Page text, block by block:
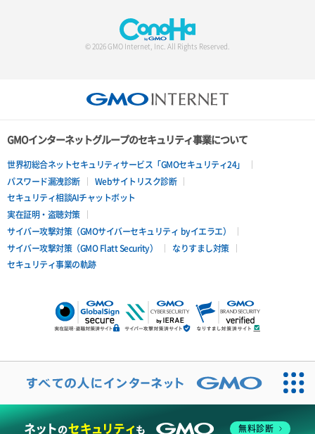
© 2026 GMO Internet, Inc. All Rights Reserved.
GMOインターネットグループのセキュリティ事業について
世界初総合ネットセキュリティサービス「GMOセキュリティ24」
パスワード漏洩診断
Webサイトリスク診断
セキュリティ相談AIチャットボット
実在証明・盗聴対策
サイバー攻撃対策（GMOサイバーセキュリティ byイエラエ）
サイバー攻撃対策（GMO Flatt Security）
なりすまし対策
セキュリティ事業の軌跡
無料診断